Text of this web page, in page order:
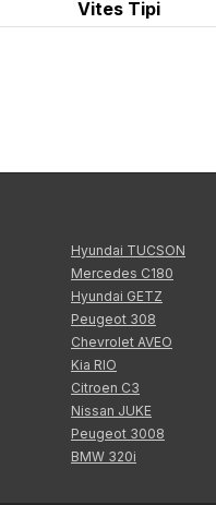
Vites Tipi
Hyundai TUCSON
Mercedes C180
Hyundai GETZ
Peugeot 308
Chevrolet AVEO
Kia RIO
Citroen C3
Nissan JUKE
Peugeot 3008
BMW 320i